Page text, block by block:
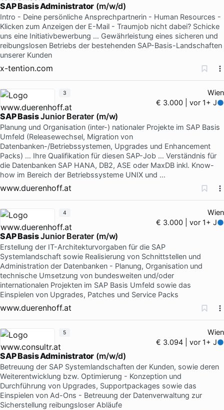
SAP Basis Administrator (m/w/d)
Intro - Deine persönliche Ansprechpartnerin - Human Resources -
Klicken zum Anzeigen der E-Mail - Traumjob nicht dabei? Schicke
uns eine Initiativbewerbung … Gewährleistung eines sicheren und
reibungslosen Betriebs der bestehenden SAP-Basis-Landschaften
unserer Kunden
x-tention.com
Wien
€ 3.000 | vor 1+ J
SAP BasisJunior Berater (m/w)
Planung und Organisation (inter-) nationaler Projekte im SAP Basis
Umfeld (Releasewechsel, Migration von
Datenbanken-/Betriebssystemen, Upgrades und Enhancement
Packs) … Ihre Qualifikation für diesen SAP-Job … Verständnis für
die Datenbanken SAP HANA, DB2, ASE oder MaxDB inkl. Know-
how im Bereich der Betriebssysteme UNIX und …
www.duerenhoff.at
3
Wien
€ 3.000 | vor 1+ J
SAP BasisJunior Berater (m/w)
Erstellung der IT-Architekturvorgaben für die SAP
Systemlandschaft sowie Realisierung von Schnittstellen und
Administration der Datenbanken - Planung, Organisation und
technische Umsetzung von bundesweiten und/oder
internationalen Projekten im SAP Basis Umfeld sowie das
Einspielen von Upgrades, Patches und Service Packs
www.duerenhoff.at
4
Wien
€ 3.094 | vor 1+ J
SAP Basis Administrator (m/w/d)
Betreuung der SAP Systemlandschaften der Kunden, sowie deren
Weiterentwicklung bzw. Optimierung - Konzeption und
Durchführung von Upgrades, Supportpackages sowie das
Einspielen von Ad-Ons - Betreuung der Datenverwaltung zur
Sicherstellung reibungsloser Abläufe
5